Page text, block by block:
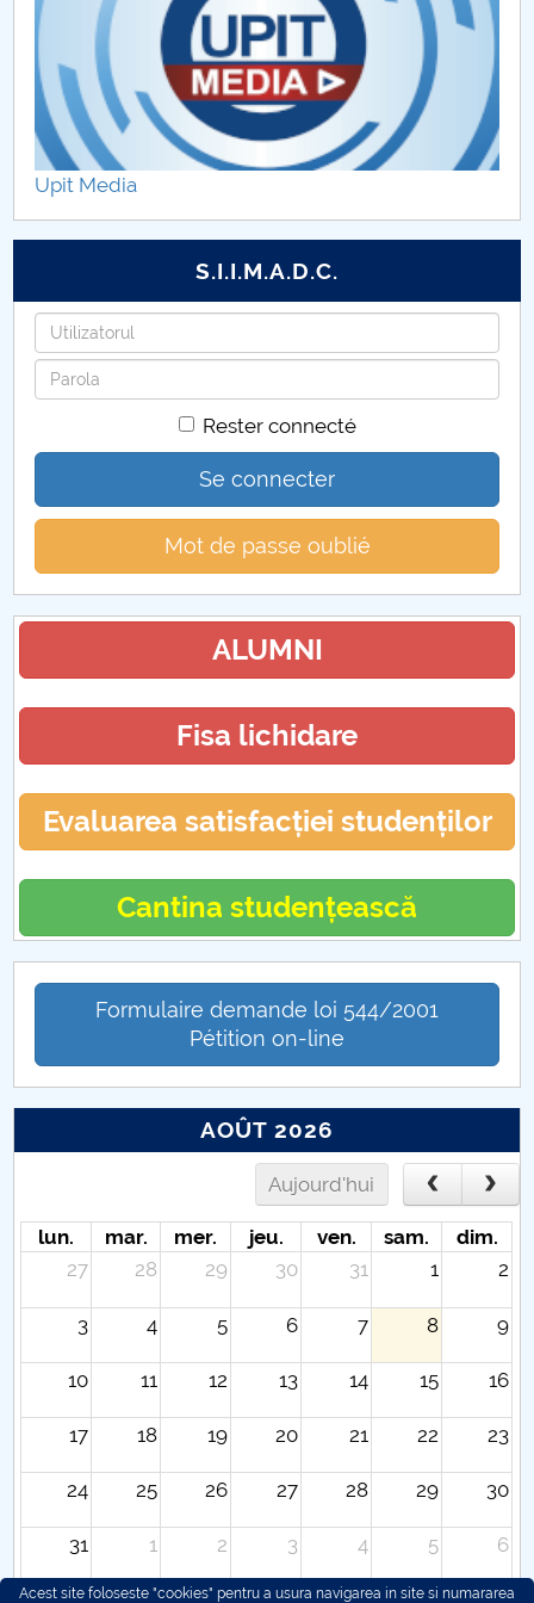
Upit Media
S.I.I.M.A.D.C.
Identifiant
Mot
de
Rester connecté
Se connecter
Mot de passe oublié
ALUMNI
Fisa lichidare
Evaluarea satisfacției studenților
Cantina studențească
Formulaire demande loi 544/2001
Pétition on-line
AOÛT 2026
Aujourd'hui
lun. mar. mer. jeu. ven. sam.
dim.
27
28 29 30 31 1 2
3 4 5 6 7 8 9
10 11 12 13 14 15 16
17 18 19 20 21 22 23
24 25 26 27 28 29 30
31 1 2 3 4 5 6
Acest site foloseste "cookies" pentru a usura navigarea in site si numararea